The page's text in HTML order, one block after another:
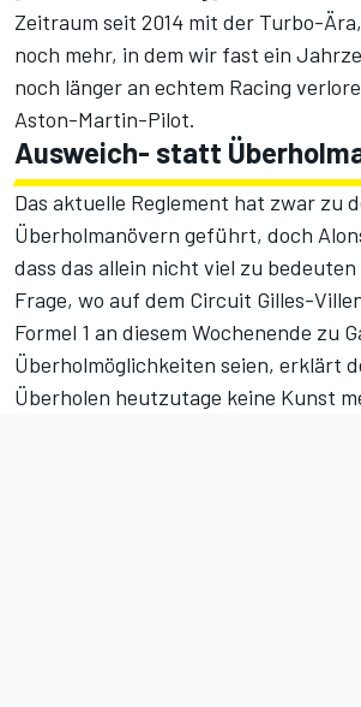
Zeitraum seit 2014 mit der Turbo-
noch mehr, in dem wir fast ein
noch länger an echtem Racing
Aston-Martin-Pilot.
Ausweich- statt
Das aktuelle Reglement hat zwar zu
Überholmanövern geführt, doch
dass das allein nicht viel zu
Frage, wo auf dem Circuit Gilles-
Formel 1 an diesem Wochenende zu
Überholmöglichkeiten seien, erklärt
Überholen heutzutage keine Kunst